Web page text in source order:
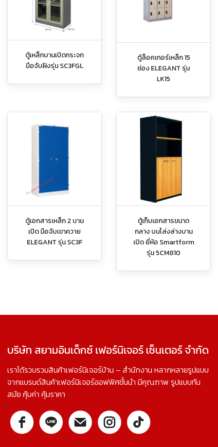
ตู้เหล็กบานเปิดกระจก
มือจับฝังรุ่น SC3FGL
ตู้ล็อคเกอร์เหล็ก 15
ช่อง ELEGANT รุ่น
LK15
ตู้เอกสารเหล็ก 2 บาน
เปิด มือจับเขาควาย
ELEGANT รุ่น SC3F
ตู้เก็บเอกสารขนาด
กลาง บนโล่งล่างบาน
เปิด ยี่ห้อ Smartform
รุ่น 5CM810
บริษัท สยามอินเด็กซ์ เฟอร์นิเจอร์ เซ็นเตอร์ จำกัด
เราได้รวบรวมสินค้าเฟอร์นิเจอร์บ้าน – สำนักงาน หลากหลายรูปแบบ
จากแบรนด์สินค้าเฟอร์นิเจอร์ออฟฟิศชั้นนำ มีคุณภาพ รูปแบบทัน
สมัย คุ้มค่า คุ้มราคา